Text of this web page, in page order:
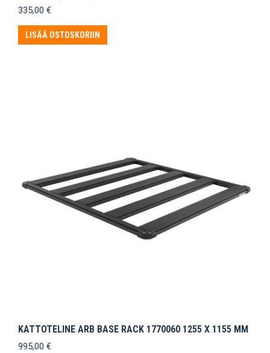
335,00 €
LISÄÄ OSTOSKORIIN
KATTOTELINE ARB BASE RACK 1770060 1255 X 1155 MM
995,00 €